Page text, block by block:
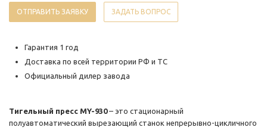
ОТПРАВИТЬ ЗАЯВКУ ЗАДАТЬ ВОПРОС
Гарантия 1 год
Доставка по всей территории РФ и ТС
Официальный дилер завода
Тигельный пресс MY-930– это стационарный
полуавтоматический вырезающий станок непрерывно-цикличного